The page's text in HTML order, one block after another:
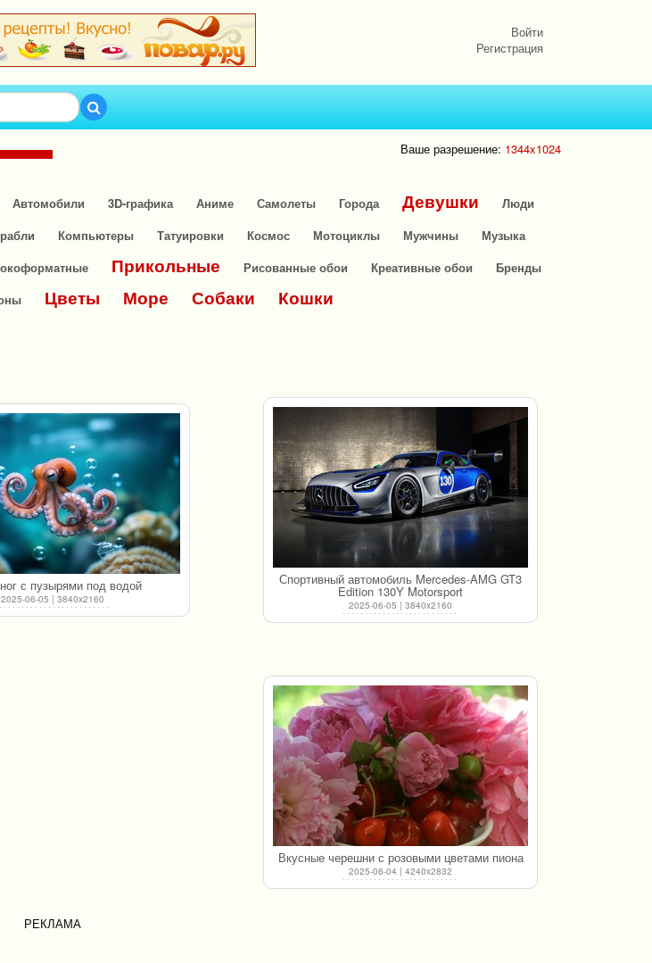
Войти
Регистрация
Ваше разрешение: 1344x1024
Автомобили 3D-графика Аниме Самолеты Города Девушки
Люди
Компьютеры Татуировки Космос Мотоциклы Мужчины
Музыка
Прикольные Рисованные обои Креативные обои Бренды
Цветы Море Собаки Кошки
с пузырями под водой
2025-06-05 | 3840x2160
Спортивный автомобиль Mercedes-AMG GT3
Edition 130Y Motorsport
2025-06-05 | 3840x2160
РЕКЛАМА
Вкусные черешни с розовыми цветами пиона
2025-06-04 | 4240x2832